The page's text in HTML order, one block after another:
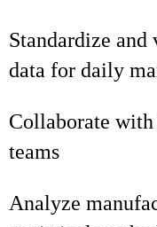
Standardize
data for daily
Collaborate
teams
Analyze